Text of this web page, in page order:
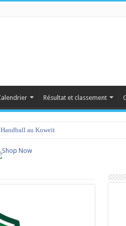
Résultat et classement
au Koweït